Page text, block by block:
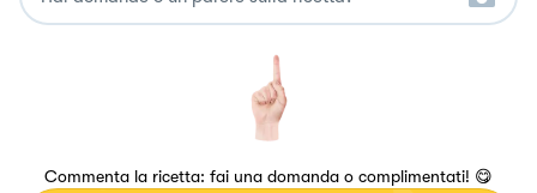
Commenta la ricetta: fai una domanda o complimentati! 😋